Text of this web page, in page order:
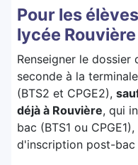
Pour les
lycée Rouvière
Renseigner le
seconde à la
(BTS2 et CPGE2),
déjà à Rouvière, qui
bac (BTS1 ou
d'inscription post-bac